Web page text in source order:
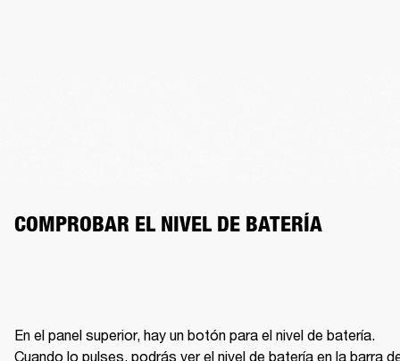
COMPROBAR EL NIVEL DE BATERÍA
En el panel superior, hay un botón para el nivel de batería.
Cuando lo pulses, podrás ver el nivel de batería en la barra